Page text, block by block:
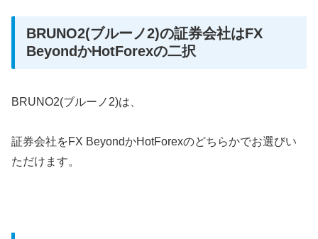
BRUNO2(ブルーノ2)の証券会社はFX
BeyondかHotForexの二択
BRUNO2(ブルーノ2)は、
証券会社をFX BeyondかHotForexのどちらかでお選びい
ただけます。